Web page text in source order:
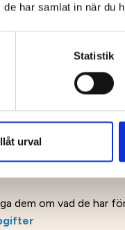
har samlat in när du
Statistik
urval
dem om vad de har för